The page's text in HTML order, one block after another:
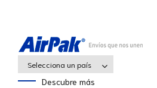
Selecciona un país
Descubre más